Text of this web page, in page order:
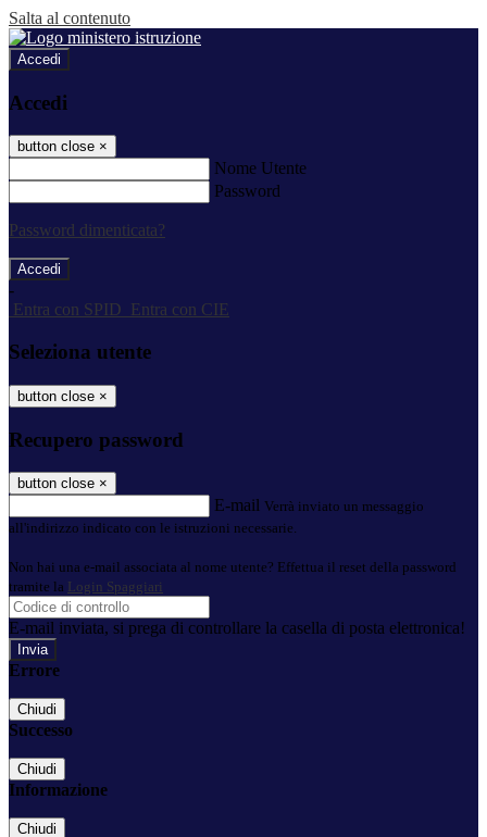
Salta al contenuto
Accedi
Accedi
button close ×
Nome Utente
Password
Password dimenticata?
-
Entra con SPID
Entra con CIE
Seleziona utente
button close ×
Recupero password
button close ×
E-mail Verrà inviato un messaggio
all'indirizzo indicato con le istruzioni necessarie.
Non hai una e-mail associata al nome utente? Effettua il reset della password
tramite la Login Spaggiari
E-mail inviata, si prega di controllare la casella di posta elettronica!
Errore
Chiudi
Successo
Chiudi
Informazione
Chiudi